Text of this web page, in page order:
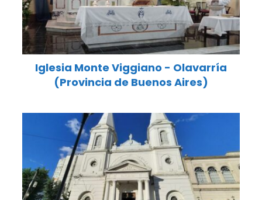
Iglesia Monte Viggiano - Olavarría
(Provincia de Buenos Aires)